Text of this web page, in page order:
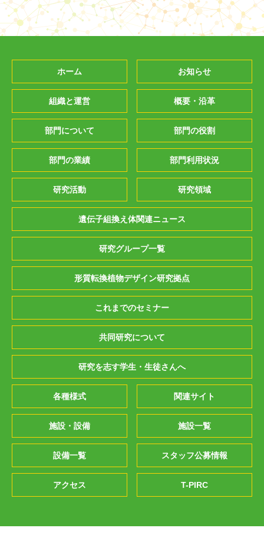
ホーム お知らせ
組織と運営 概要・沿革
部門について 部門の役割
部門の業績 部門利用状況
研究活動 研究領域
遺伝子組換え体関連ニュース
研究グループ一覧
形質転換植物デザイン研究拠点
これまでのセミナー
共同研究について
研究を志す学生・生徒さんへ
各種様式 関連サイト
施設・設備 施設一覧
設備一覧 スタッフ公募情報
アクセス T-PIRC